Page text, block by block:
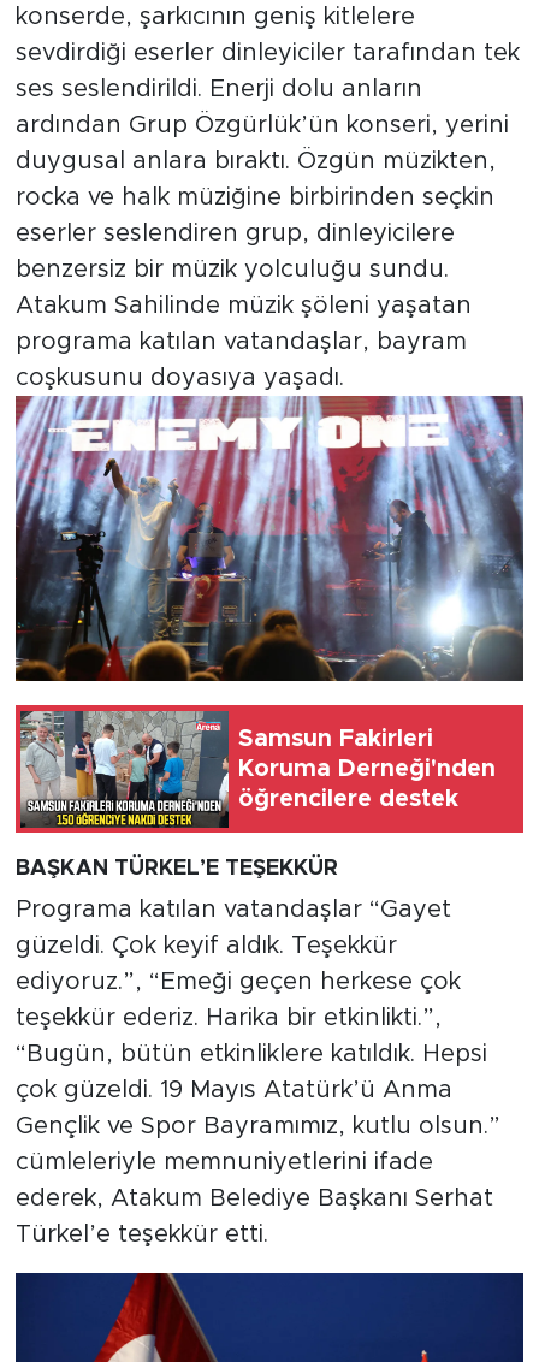
konserde, şarkıcının geniş kitlelere
sevdirdiği eserler dinleyiciler tarafından tek
ses seslendirildi. Enerji dolu anların
ardından Grup Özgürlük’ün konseri, yerini
duygusal anlara bıraktı. Özgün müzikten,
rocka ve halk müziğine birbirinden seçkin
eserler seslendiren grup, dinleyicilere
benzersiz bir müzik yolculuğu sundu.
Atakum Sahilinde müzik şöleni yaşatan
programa katılan vatandaşlar, bayram
coşkusunu doyasıya yaşadı.
Samsun Fakirleri
Koruma Derneği'nden
öğrencilere destek
BAŞKAN TÜRKEL’E TEŞEKKÜR
Programa katılan vatandaşlar “Gayet
güzeldi. Çok keyif aldık. Teşekkür
ediyoruz.”, “Emeği geçen herkese çok
teşekkür ederiz. Harika bir etkinlikti.”,
“Bugün, bütün etkinliklere katıldık. Hepsi
çok güzeldi. 19 Mayıs Atatürk’ü Anma
Gençlik ve Spor Bayramımız, kutlu olsun.”
cümleleriyle memnuniyetlerini ifade
ederek, Atakum Belediye Başkanı Serhat
Türkel’e teşekkür etti.